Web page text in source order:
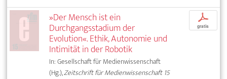
»Der Mensch ist ein
Durchgangsstadium der
Evolution«. Ethik, Autonomie und
Intimität in der Robotik
In: Gesellschaft für Medienwissenschaft
(Hg.),Zeitschrift für Medienwissenschaft 15
p
gratis